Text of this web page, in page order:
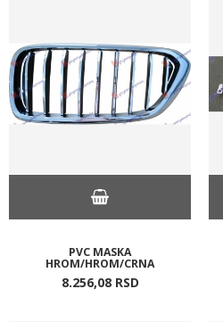
PVC MASKA
HROM/HROM/CRNA
8.256,08 RSD